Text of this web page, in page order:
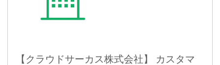
【クラウドサーカス株式会社】 カスタマ